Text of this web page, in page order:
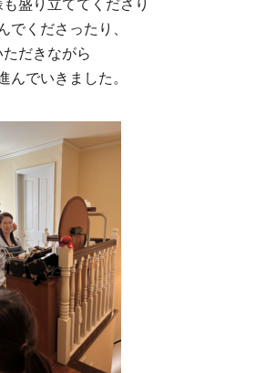
でくださったり、
だきながら
んでいきました。